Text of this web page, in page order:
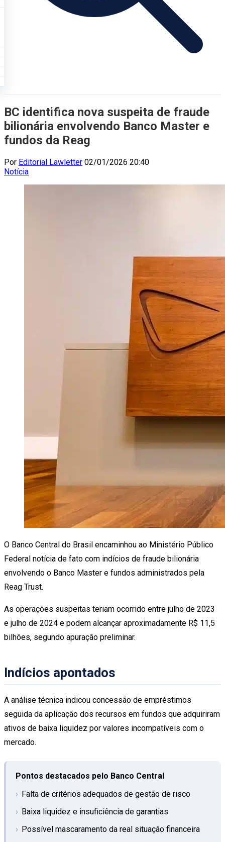
BC identifica nova suspeita de fraude
bilionária envolvendo Banco Master e
fundos da Reag
Por Editorial Lawletter 02/01/2026 20:40
Notícia
O Banco Central do Brasil encaminhou ao Ministério Público
Federal notícia de fato com indícios de fraude bilionária
envolvendo o Banco Master e fundos administrados pela
Reag Trust.
As operações suspeitas teriam ocorrido entre julho de 2023
e julho de 2024 e podem alcançar aproximadamente R$ 11,5
bilhões, segundo apuração preliminar.
Indícios apontados
A análise técnica indicou concessão de empréstimos
seguida da aplicação dos recursos em fundos que adquiriram
ativos de baixa liquidez por valores incompatíveis com o
mercado.
Pontos destacados pelo Banco Central
Falta de critérios adequados de gestão de risco
Baixa liquidez e insuficiência de garantias
Possível mascaramento da real situação financeira